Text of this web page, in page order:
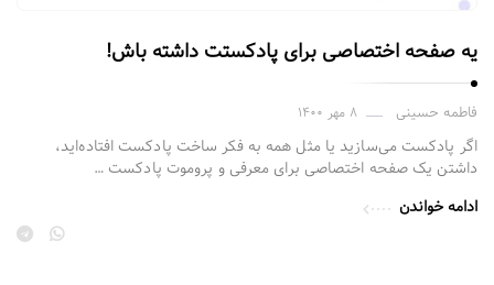
یه صفحه اختصاصی برای پادکستت داشته باش!
فاطمه حسینی ۸ مهر ۱۴۰۰
اگر پادکست می‌سازید یا مثل همه‌ به فکر ساخت پادکست افتاده‌اید،
داشتن یک صفحه اختصاصی برای معرفی و پروموت پادکست …
ادامه خواندن